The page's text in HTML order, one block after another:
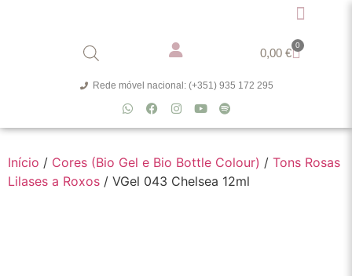
0,00€
0
Rede móvel nacional: (+351) 935 172 295
Início / Cores (Bio Gel e Bio Bottle Colour) / Tons Rosas
Lilases a Roxos / VGel 043 Chelsea 12ml